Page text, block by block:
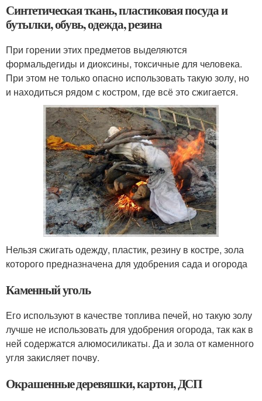
Синтетическая ткань, пластиковая посуда и
бутылки, обувь, одежда, резина
При горении этих предметов выделяются
формальдегиды и диоксины, токсичные для человека.
При этом не только опасно использовать такую золу, но
и находиться рядом с костром, где всё это сжигается.
Нельзя сжигать одежду, пластик, резину в костре, зола
которого предназначена для удобрения сада и огорода
Каменный уголь
Его используют в качестве топлива печей, но такую золу
лучше не использовать для удобрения огорода, так как в
ней содержатся алюмосиликаты. Да и зола от каменного
угля закисляет почву.
Окрашенные деревяшки, картон, ДСП